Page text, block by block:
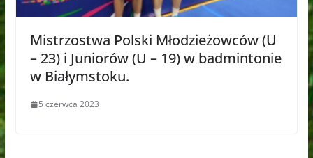
Mistrzostwa Polski Młodzieżowców (U
– 23) i Juniorów (U – 19) w badmintonie
w Białymstoku.
5 czerwca 2023